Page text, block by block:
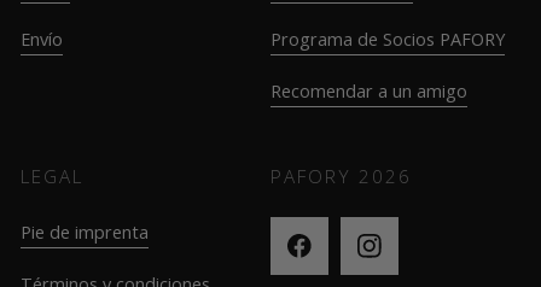
Envío Programa de Socios PAFORY
Recomendar a un amigo
LEGAL
Pie de imprenta
PAFORY 2026